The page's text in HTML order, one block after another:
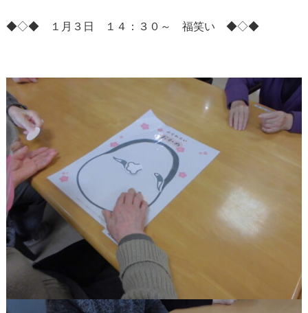
◆◇◆ １月３日 １４：３０～ 福笑い ◆◇◆